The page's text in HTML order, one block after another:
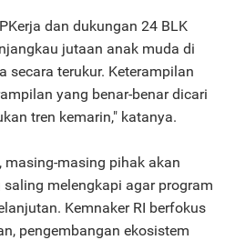
dan dukungan 24 BLK
jutaan anak muda di
secara terukur. Keterampilan
yang benar-benar dicari
tren kemarin," katanya.
masing pihak akan
melengkapi agar program
Kemnaker RI berfokus
pengembangan ekosistem